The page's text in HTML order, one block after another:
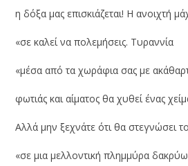
η δόξα μας επισκιάζεται! Η ανοιχτή
«σε καλεί να πολεμήσεις. Τυραννία
«μέσα από τα χωράφια σας με
φωτιάς και αίματος θα χυθεί ένας
Αλλά μην ξεχνάτε ότι θα στεγνώσει
«σε μια μελλοντική πλημμύρα